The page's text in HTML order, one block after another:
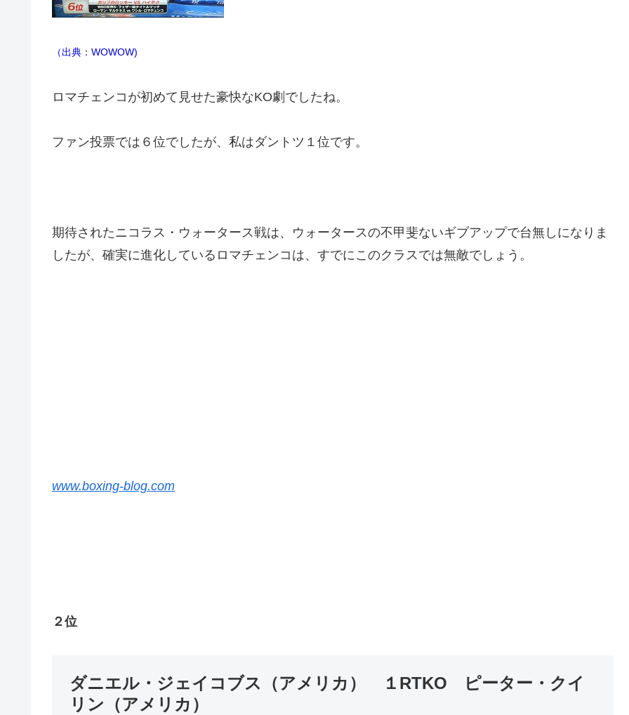
（出典：WOWOW)
ロマチェンコが初めて見せた豪快なKO劇でしたね。
ファン投票では６位でしたが、私はダントツ１位です。
期待されたニコラス・ウォータース戦は、ウォータースの不甲斐ないギブアップで台無しになりま
したが、確実に進化しているロマチェンコは、すでにこのクラスでは無敵でしょう。
www.boxing-blog.com
２位
ダニエル・ジェイコブス（アメリカ） １RTKO ピーター・クイ
リン（アメリカ）